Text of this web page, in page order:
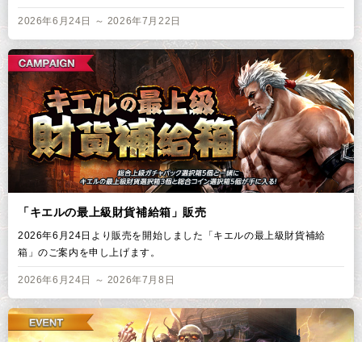
2026年6月24日 ～ 2026年7月22日
「キエルの最上級財貨補給箱」販売
2026年6月24日より販売を開始しました「キエルの最上級財貨補給
箱」のご案内を申し上げます。
2026年6月24日 ～ 2026年7月8日